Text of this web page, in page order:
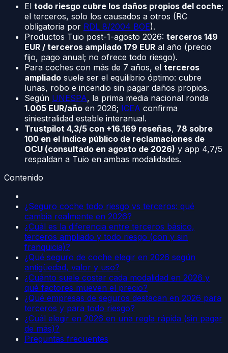
El todo riesgo cubre los daños propios del coche;
el terceros, solo los causados a otros (RC
obligatoria por RDL 8/2004 BOE).
Productos Tuio post-1-agosto 2026: terceros 149
EUR / terceros ampliado 179 EUR al año (precio
fijo, pago anual; no ofrece todo riesgo).
Para coches con más de 7 años, el terceros
ampliado suele ser el equilibrio óptimo: cubre
lunas, robo e incendio sin pagar daños propios.
Según UNESPA, la prima media nacional ronda
1.005 EUR/año en 2026; ICEA confirma
siniestralidad estable interanual.
Trustpilot 4,3/5 con +16.169 reseñas, 78 sobre
100 en el índice público de reclamaciones de
OCU (consultado en agosto de 2026) y app 4,7/5
respaldan a Tuio en ambas modalidades.
Contenido
¿Seguro coche todo riesgo vs terceros: qué
cambia realmente en 2026?
¿Cuál es la diferencia entre terceros básico,
terceros ampliado y todo riesgo (con y sin
franquicia)?
¿Qué seguro de coche elegir en 2026 según
antigüedad, valor y uso?
¿Cuánto suele costar cada modalidad en 2026 y
qué factores mueven el precio?
¿Qué empresas de seguros destacan en 2026 para
terceros y para todo riesgo?
¿Cuál elegir en 2026 en una regla rápida (sin pagar
de más)?
Preguntas frecuentes